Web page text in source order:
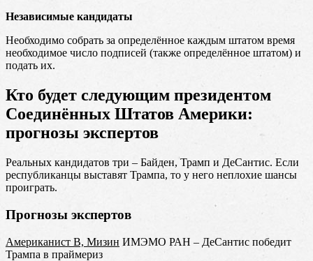
Независимые кандидаты
Необходимо собрать за определённое каждым штатом время
необходимое число подписей (также определённое штатом) и
подать их.
Кто будет следующим президентом
Соединённых Штатов Америки:
прогнозы экспертов
Реальных кандидатов три – Байден, Трамп и ДеСантис. Если
республиканцы выставят Трампа, то у него неплохие шансы
проиграть.
Прогнозы экспертов
Американист В, Мизин ИМЭМО РАН – ДеСантис победит
Трампа в праймериз